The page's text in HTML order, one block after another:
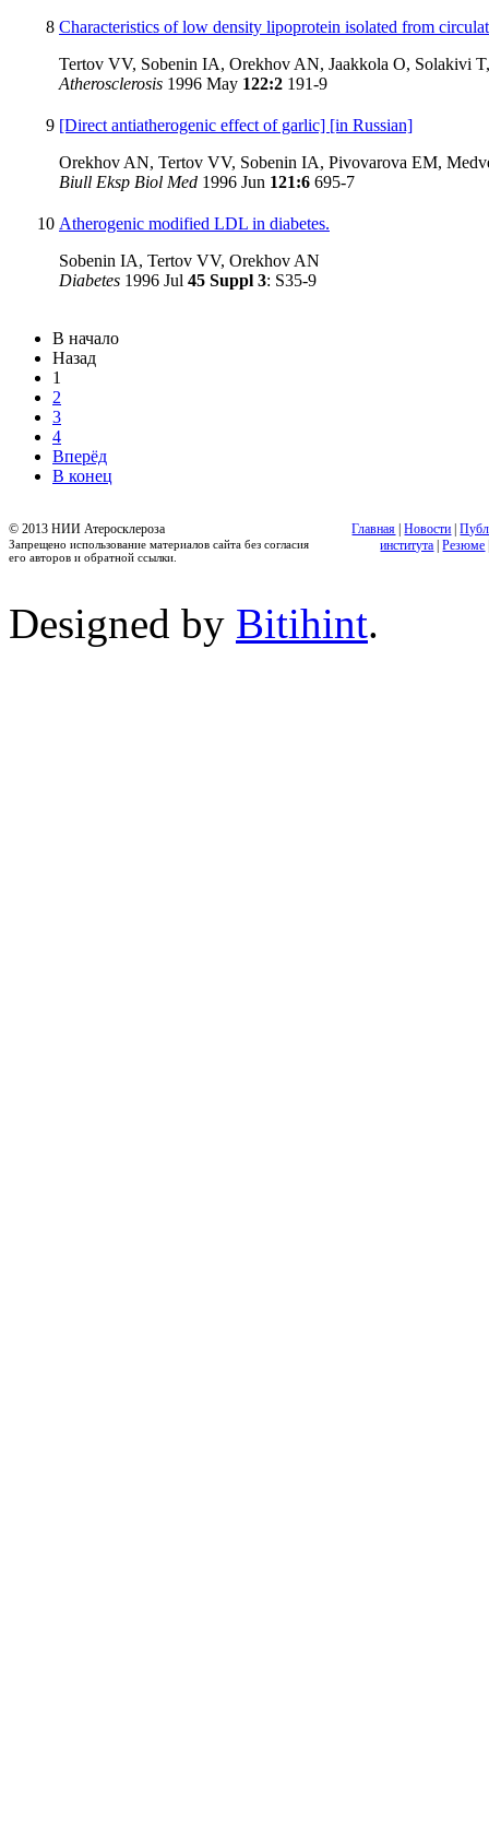
8 Characteristics of low density lipoprotein isolated from
Tertov VV, Sobenin IA, Orekhov AN, Jaakkola O, Solakivi
Atherosclerosis 1996 May 122:2 191-9
9 [Direct antiatherogenic effect of garlic] [in Russian]
Orekhov AN, Tertov VV, Sobenin IA, Pivovarova EM,
Biull Eksp Biol Med 1996 Jun 121:6 695-7
10 Atherogenic modified LDL in diabetes.
Sobenin IA, Tertov VV, Orekhov AN
Diabetes 1996 Jul 45 Suppl 3: S35-9
В начало
Назад
1
2
3
4
Вперёд
В конец
© 2013 НИИ Атеросклероза
Запрещено использование материалов сайта без согласия
его авторов и обратной ссылки.
Главная |Новости |
института |Резюме
Designed by Bitihint.